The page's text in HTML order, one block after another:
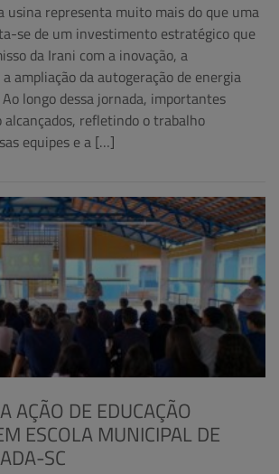
usina representa muito mais do que uma
se de um investimento estratégico que
da Irani com a inovação, a
ampliação da autogeração de energia
longo dessa jornada, importantes
alcançados, refletindo o trabalho
equipes e a […]
AÇÃO DE EDUCAÇÃO
ESCOLA MUNICIPAL DE
SC